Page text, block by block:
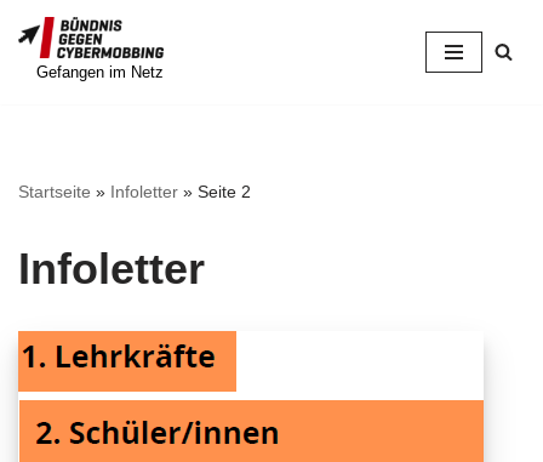
Zum
Gefangen im Netz
Startseite » Infoletter » Seite 2
Infoletter